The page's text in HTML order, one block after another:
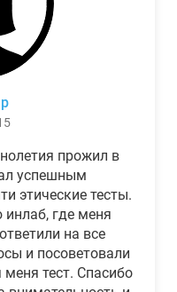
прожил в
успешным
этические тесты.
где меня
на все
и посоветовали
тест. Спасибо